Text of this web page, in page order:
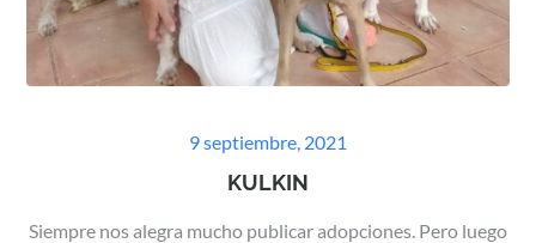
Posted
9 septiembre, 2021
KULKIN
Siempre nos alegra mucho publicar adopciones. Pero luego